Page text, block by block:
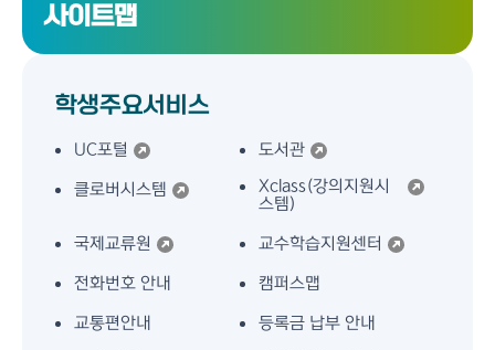
사이트맵
학생주요서비스
UC포털 도서관
클로버시스템
Xclass(강의지원시
스템)
국제교류원 교수학습지원센터
전화번호 안내 캠퍼스맵
교통편안내 등록금 납부 안내